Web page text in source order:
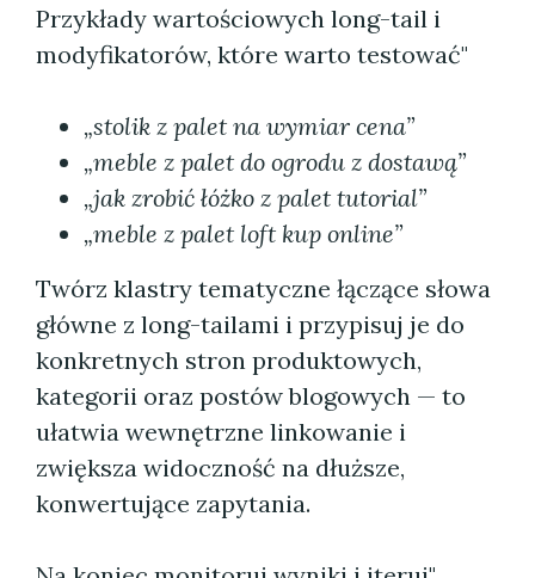
Przykłady wartościowych long-tail i
modyfikatorów, które warto testować"
„stolik z palet na wymiar cena”
„meble z palet do ogrodu z dostawą”
„jak zrobić łóżko z palet tutorial”
„meble z palet loft kup online”
Twórz klastry tematyczne łączące słowa
główne z long-tailami i przypisuj je do
konkretnych stron produktowych,
kategorii oraz postów blogowych — to
ułatwia wewnętrzne linkowanie i
zwiększa widoczność na dłuższe,
konwertujące zapytania.